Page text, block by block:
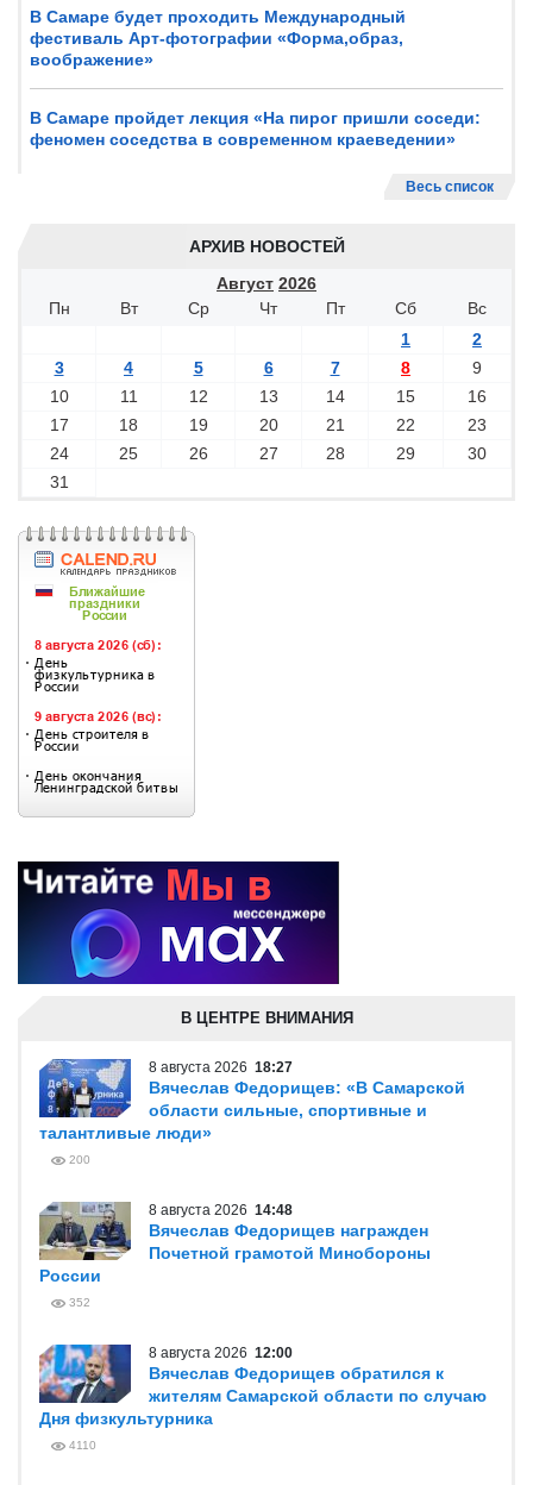
В Самаре будет проходить Международный
фестиваль Арт-фотографии «Форма,образ,
воображение»
В Самаре пройдет лекция «На пирог пришли соседи:
феномен соседства в современном краеведении»
Весь список
АРХИВ НОВОСТЕЙ
Август 2026
Пн
Вт Ср Чт Пт Сб
Вс
1
2
3
4 5 6 7 8
9
10
11 12 13 14 15
16
17
18 19 20 21 22
23
24
25 26 27 28 29
30
31
В ЦЕНТРЕ ВНИМАНИЯ
8 августа 2026 18:27
Вячеслав Федорищев: «В Самарской
области сильные, спортивные и
талантливые люди»
200
8 августа 2026 14:48
Вячеслав Федорищев награжден
Почетной грамотой Минобороны
России
352
8 августа 2026 12:00
Вячеслав Федорищев обратился к
жителям Самарской области по случаю
Дня физкультурника
4110